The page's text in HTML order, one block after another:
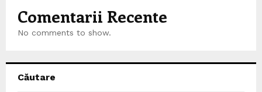
Comentarii Recente
No comments to show.
Căutare